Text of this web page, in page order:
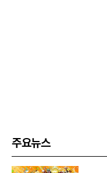
주요뉴스